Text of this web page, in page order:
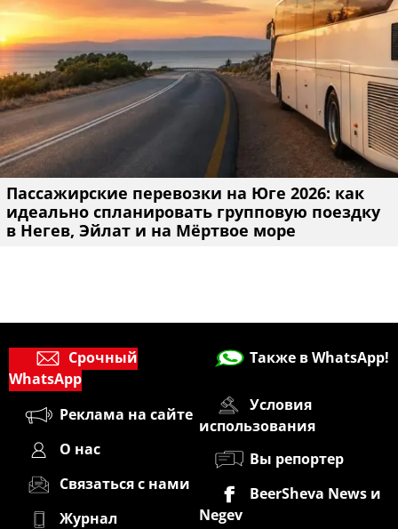
Пассажирские перевозки на Юге 2026: как
идеально спланировать групповую поездку
в Негев, Эйлат и на Мёртвое море
Также в WhatsApp!
Условия
использования
Вы репортер
BeerSheva News и
Negev
Срочный
WhatsApp
Реклама на сайте
О нас
Связаться с нами
Журнал